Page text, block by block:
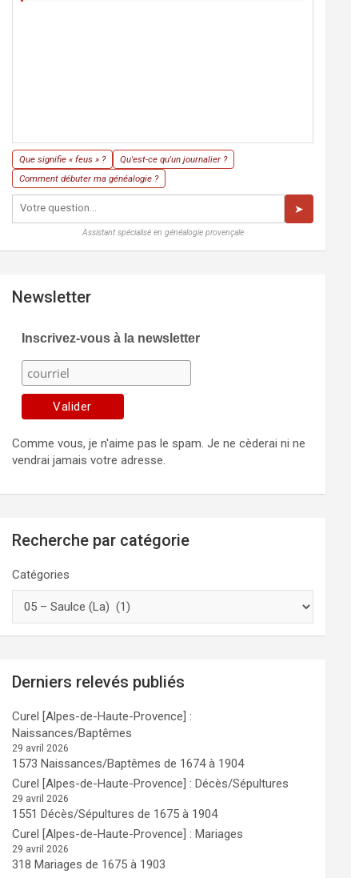
Que signifie « feus » ?
Qu'est-ce qu'un journalier ?
Comment débuter ma généalogie ?
➤
Assistant spécialisé en généalogie provençale
Newsletter
Inscrivez-vous à la newsletter
Comme vous, je n'aime pas le spam. Je ne cèderai ni ne
vendrai jamais votre adresse.
Recherche par catégorie
Catégories
Derniers relevés publiés
Curel [Alpes-de-Haute-Provence] :
Naissances/Baptêmes
29 avril 2026
1573 Naissances/Baptêmes de 1674 à 1904
Curel [Alpes-de-Haute-Provence] : Décès/Sépultures
29 avril 2026
1551 Décès/Sépultures de 1675 à 1904
Curel [Alpes-de-Haute-Provence] : Mariages
29 avril 2026
318 Mariages de 1675 à 1903